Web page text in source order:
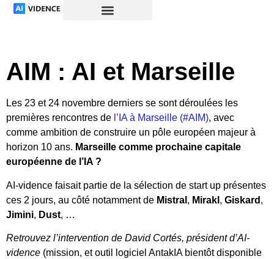
AIM : AI et Marseille
Les 23 et 24 novembre derniers se sont déroulées les
premières rencontres de l’IA à Marseille (#AIM), avec
comme ambition de construire un pôle européen majeur à
horizon 10 ans. Marseille comme prochaine capitale
européenne de l’IA ?
AI-vidence faisait partie de la sélection de start up présentes
ces 2 jours, au côté notamment de Mistral , Mirakl , Giskard ,
Jimini, Dust, …
Retrouvez l’intervention de David Cortés, président d’AI-
vidence (mission, et outil logiciel AntakIA bientôt disponible